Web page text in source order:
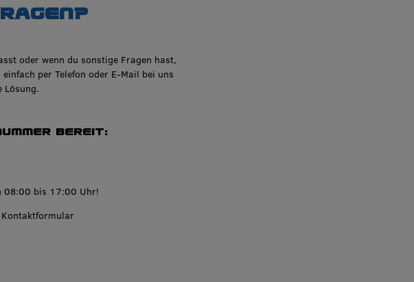
oder wenn du sonstige Fragen hast,
per Telefon oder E-Mail bei uns
Lösung.
bereit:
08:00 bis 17:00 Uhr!
Kontaktformular